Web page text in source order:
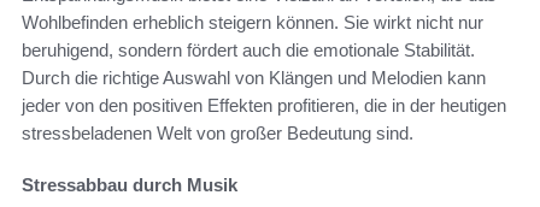
Wohlbefinden erheblich steigern können. Sie wirkt nicht nur
beruhigend, sondern fördert auch die emotionale Stabilität.
Durch die richtige Auswahl von Klängen und Melodien kann
jeder von den positiven Effekten profitieren, die in der heutigen
stressbeladenen Welt von großer Bedeutung sind.
Stressabbau durch Musik